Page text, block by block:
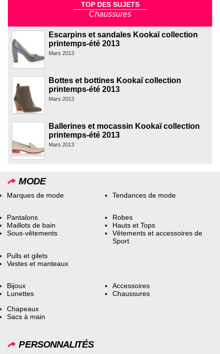
TOP DES SUJETS
Chaussures
Escarpins et sandales Kookaï collection
printemps-été 2013
Mars 2013
Bottes et bottines Kookaï collection
printemps-été 2013
Mars 2013
Ballerines et mocassin Kookaï collection
printemps-été 2013
Mars 2013
MODE
Marques de mode Tendances de mode
Pantalons
Maillots de bain
Sous-vêtements
Robes
Hauts et Tops
Vêtements et accessoires de
Sport
Pulls et gilets
Vestes et manteaux
Bijoux
Lunettes
Accessoires
Chaussures
Chapeaux
Sacs à main
PERSONNALITÉS